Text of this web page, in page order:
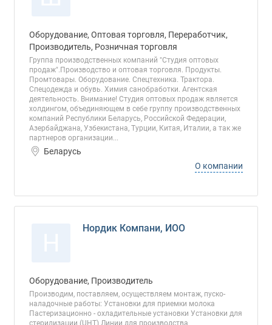
Оборудование, Оптовая торговля, Переработчик,
Производитель, Розничная торговля
Группа производственных компаний "Студия оптовых
продаж".Производство и оптовая торговля. Продукты.
Промтовары. Оборудование. Спецтехника. Трактора.
Спецодежда и обувь. Химия санобработки. Агентская
деятельность. Внимание! Студия оптовых продаж является
холдингом, объединяющем в себе группу производственных
компаний Республики Беларусь, Российской Федерации,
Азербайджана, Узбекистана, Турции, Китая, Италии, а так же
партнеров организации...
Беларусь
О компании
Нордик Компани, ИОО
Оборудование, Производитель
Производим, поставляем, осуществляем монтаж, пуско-
наладочные работы: Установки для приемки молока
Пастеризационно - охладительные установки Установки для
стерилизации (UHT) Линии для производства